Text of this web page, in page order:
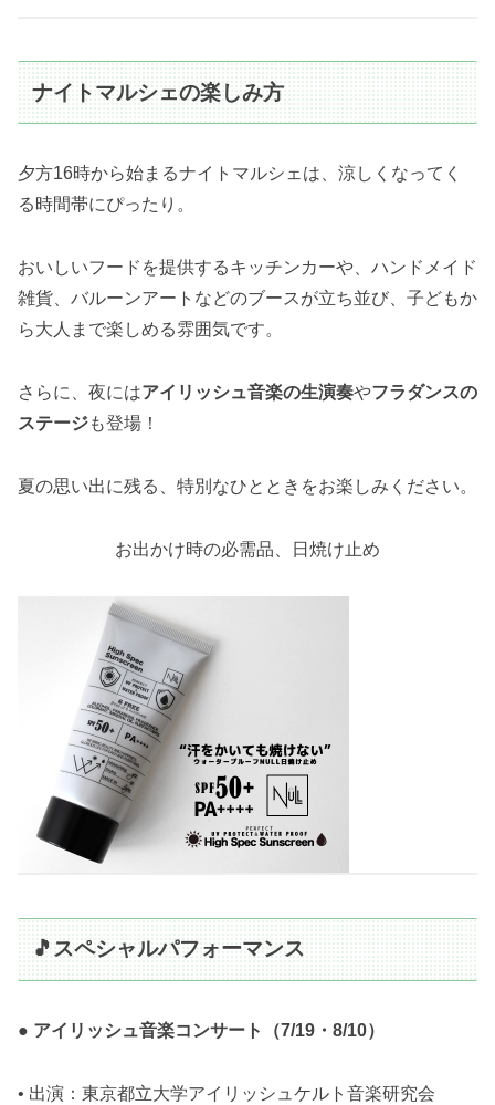
ナイトマルシェの楽しみ方
夕方16時から始まるナイトマルシェは、涼しくなってく
る時間帯にぴったり。
おいしいフードを提供するキッチンカーや、ハンドメイド
雑貨、バルーンアートなどのブースが立ち並び、子どもか
ら大人まで楽しめる雰囲気です。
さらに、夜にはアイリッシュ音楽の生演奏やフラダンスの
ステージも登場！
夏の思い出に残る、特別なひとときをお楽しみください。
お出かけ時の必需品、日焼け止め
🎵スペシャルパフォーマンス
● アイリッシュ音楽コンサート（7/19・8/10）
• 出演：東京都立大学アイリッシュケルト音楽研究会